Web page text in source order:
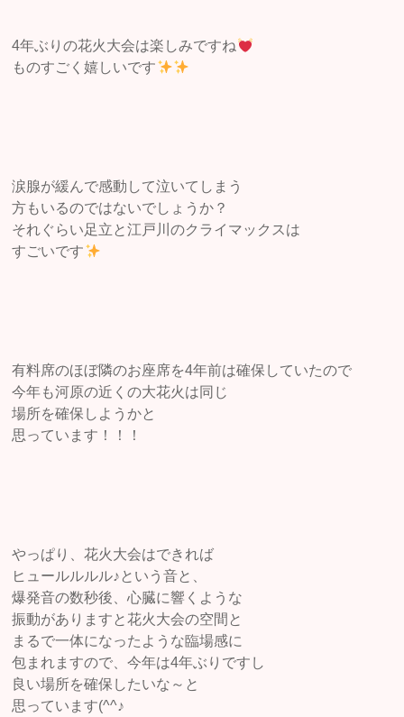
4年ぶりの花火大会は楽しみですね
ものすごく嬉しいです
涙腺が緩んで感動して泣いてしまう
方もいるのではないでしょうか？
それぐらい足立と江戸川のクライマックスは
すごいです
有料席のほぼ隣のお座席を4年前は確保していたので
今年も河原の近くの大花火は同じ
場所を確保しようかと
思っています！！！
やっぱり、花火大会はできれば
ヒュールルルル♪という音と、
爆発音の数秒後、心臓に響くような
振動がありますと花火大会の空間と
まるで一体になったような臨場感に
包まれますので、今年は4年ぶりですし
良い場所を確保したいな～と
思っています(^^♪